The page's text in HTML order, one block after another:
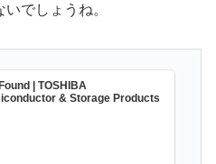
でしょうね。
| TOSHIBA
& Storage Products